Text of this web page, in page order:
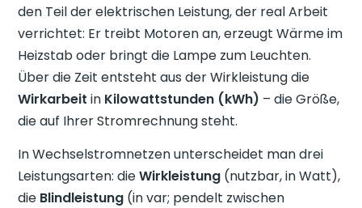
den Teil der elektrischen Leistung, der real Arbeit
verrichtet: Er treibt Motoren an, erzeugt Wärme im
Heizstab oder bringt die Lampe zum Leuchten.
Über die Zeit entsteht aus der Wirkleistung die
Wirkarbeit in Kilowattstunden (kWh) – die Größe,
die auf Ihrer Stromrechnung steht.
In Wechselstromnetzen unterscheidet man drei
Leistungsarten: dieWirkleistung (nutzbar, in Watt),
die Blindleistung (in var; pendelt zwischen